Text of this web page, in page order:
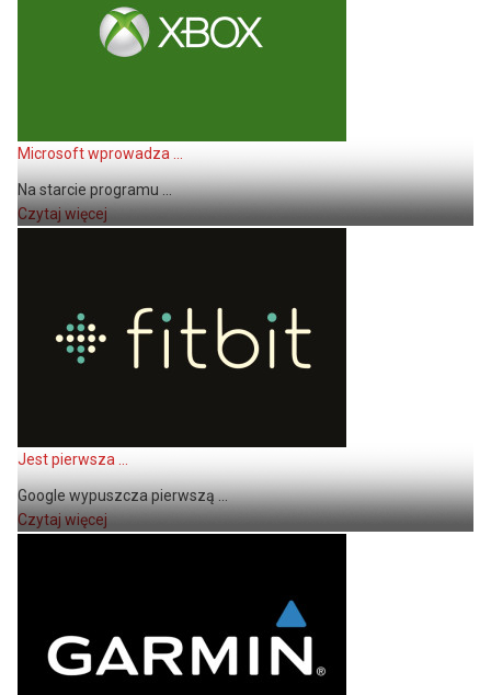
Microsoft wprowadza ...
Na starcie programu ...
Czytaj więcej
Jest pierwsza ...
Google wypuszcza pierwszą ...
Czytaj więcej